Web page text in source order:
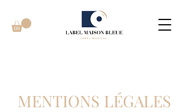
MENTIONS LÉGALES